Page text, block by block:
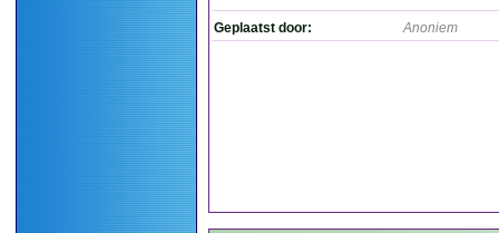
Geplaatst door: Anoniem